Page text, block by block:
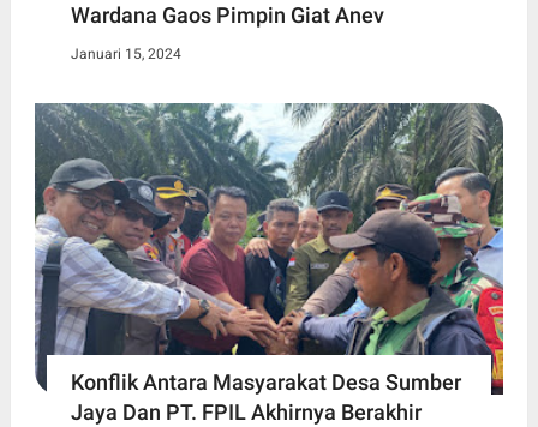
Wardana Gaos Pimpin Giat Anev
Januari 15, 2024
Konflik Antara Masyarakat Desa Sumber
Jaya Dan PT. FPIL Akhirnya Berakhir